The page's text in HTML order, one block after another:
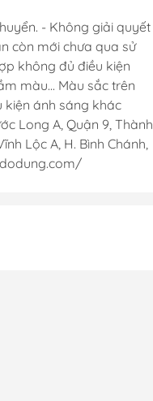
- Không giải quyết
còn mới chưa qua sử
không đủ điều kiện
màu... Màu sắc trên
kiện ánh sáng khác
Long A, Quận 9, Thành
Lộc A, H. Bình Chánh,